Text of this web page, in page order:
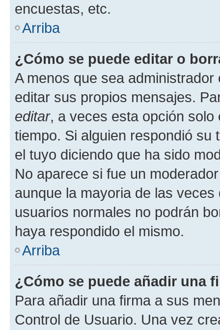
encuestas, etc.
Arriba
¿Cómo se puede editar o
A menos que sea
editar sus propios mensajes.
editar, a veces esta opción
tiempo. Si alguien respondió
el tuyo diciendo que ha sido
No aparece si fue un
aunque la mayoria de las
usuarios normales no podrán
haya respondido el mismo.
Arriba
¿Cómo se puede añadir una
Para añadir una firma a sus
Control de Usuario. Una vez